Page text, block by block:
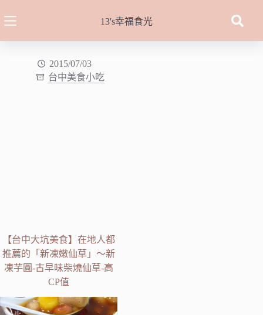
至
13's幸福食光
2015/07/03
台中美食小吃
【台中大坑美食】在地人都
推薦的「新凍嫩仙草」～新
凍芋圓-古早味柴燒仙草-高
CP值